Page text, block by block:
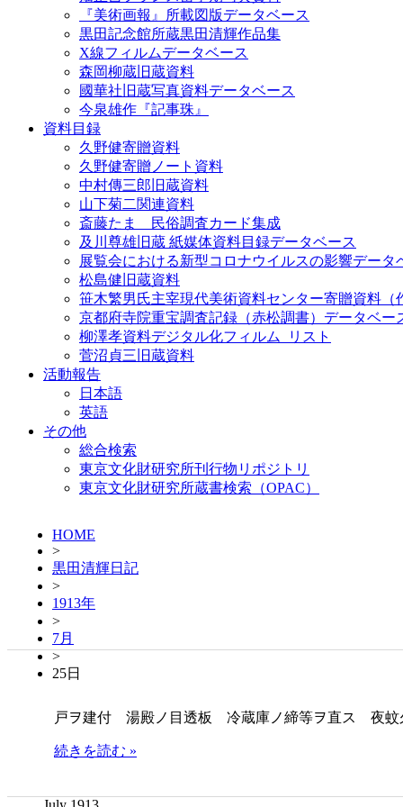
『美術画報』所載図版データベース
黒田記念館所蔵黒田清輝作品集
X線フィルムデータベース
森岡柳蔵旧蔵資料
國華社旧蔵写真資料データベース
今泉雄作『記事珠』
資料目録
久野健寄贈資料
久野健寄贈ノート資料
中村傳三郎旧蔵資料
山下菊二関連資料
斎藤たま 民俗調査カード集成
及川尊雄旧蔵 紙媒体資料目録データベース
展覧会における新型コロナウイルスの影響データ
松島健旧蔵資料
笹木繁男氏主宰現代美術資料センター寄贈資料（
京都府寺院重宝調査記録（赤松調書）データベー
柳澤孝資料デジタル化フィルム_リスト
菅沼貞三旧蔵資料
活動報告
日本語
英語
その他
総合検索
東京文化財研究所刊行物リポジトリ
東京文化財研究所蔵書検索（OPAC）
HOME
>
黒田清輝日記
>
1913年
>
7月
>
25日
戸ヲ建付 湯殿ノ目透板 冷蔵庫ノ締等ヲ直ス 夜蚊
続きを読む »